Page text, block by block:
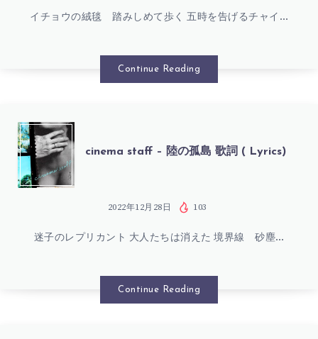
マ
詞
(
LYRICS)
橙
歌
詞
LYRICS)
イチョウの絨毯 踏みしめて歩く 五時を告げるチャイ…
Continue Reading
CINEMA
STAFF
陸
cinema staff – 陸の孤島 歌詞 ( Lyrics)
2022年12月28日 103
迷子のレプリカント 大人たちは消えた 境界線 砂塵…
Continue Reading